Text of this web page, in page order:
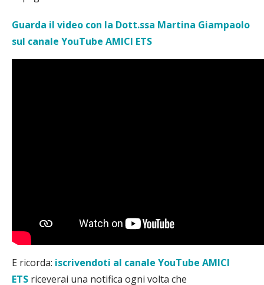
Guarda il video con la Dott.ssa Martina Giampaolo
sul canale YouTube AMICI ETS
E ricorda: iscrivendoti al canale YouTube AMICI
ETS riceverai una notifica ogni volta che